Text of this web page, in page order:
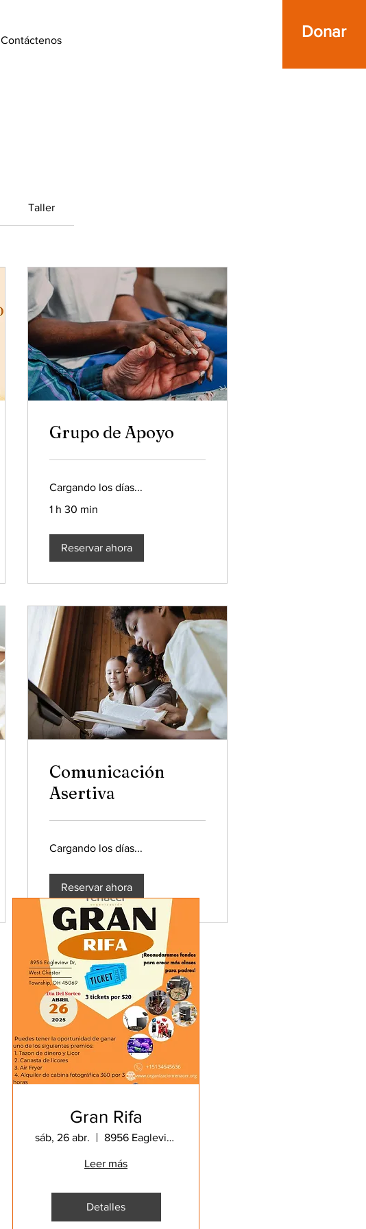
Contáctenos Donar
Taller
Grupo de Apoyo
Cargando los días...
1 h 30 min
Reservar ahora
Comunicación
Asertiva
Cargando los días...
Reservar ahora
Gran Rifa
sáb, 26 abr. 8956 Eagleview Dr, West Chester Township, OH 45069, EE. UU.
Leer más
Detalles